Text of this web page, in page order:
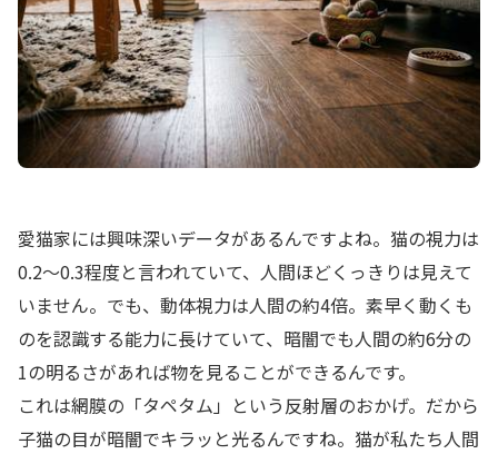
愛猫家には興味深いデータがあるんですよね。猫の視力は
0.2〜0.3程度と言われていて、人間ほどくっきりは見えて
いません。でも、動体視力は人間の約4倍。素早く動くも
のを認識する能力に長けていて、暗闇でも人間の約6分の
1の明るさがあれば物を見ることができるんです。
これは網膜の「タペタム」という反射層のおかげ。だから
子猫の目が暗闇でキラッと光るんですね。猫が私たち人間